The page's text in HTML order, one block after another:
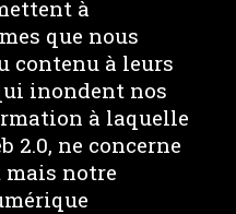
à
que nous
contenu à leurs
inondent nos
à laquelle
2.0, ne concerne
mais notre